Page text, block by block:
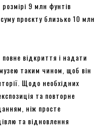
9 млн фунтів
проєкту близько 10 млн
відкриття і надати
таким чином, щоб він
Щодо необхідних
та повторне
ніж просте
та відновлення